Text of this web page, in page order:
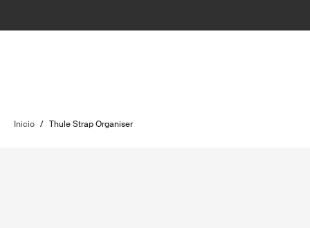
Inicio / Thule Strap Organiser